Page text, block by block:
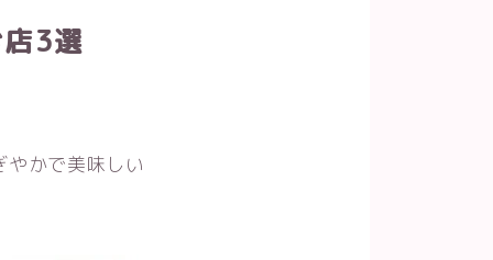
3選
かで美味しい